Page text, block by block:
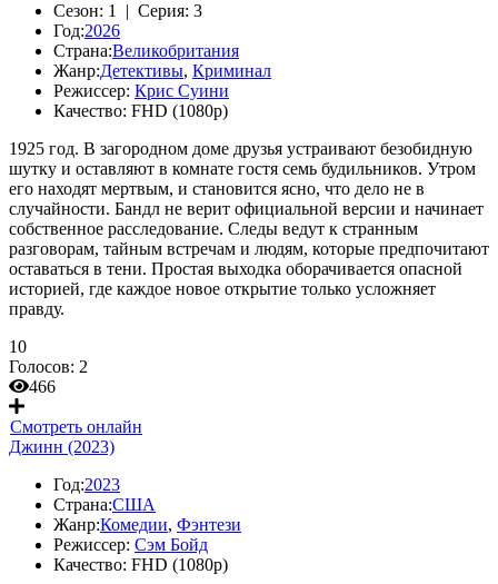
Сезон: 1 | Серия: 3
Год:2026
Страна:Великобритания
Жанр:Детективы, Криминал
Режиссер: Крис Суини
Качество: FHD (1080p)
1925 год. В загородном доме друзья устраивают безобидную
шутку и оставляют в комнате гостя семь будильников. Утром
его находят мертвым, и становится ясно, что дело не в
случайности. Бандл не верит официальной версии и начинает
собственное расследование. Следы ведут к странным
разговорам, тайным встречам и людям, которые предпочитают
оставаться в тени. Простая выходка оборачивается опасной
историей, где каждое новое открытие только усложняет
правду.
10
Голосов: 2
466
Смотреть онлайн
Джинн (2023)
Год:2023
Страна:США
Жанр:Комедии, Фэнтези
Режиссер: Сэм Бойд
Качество: FHD (1080p)